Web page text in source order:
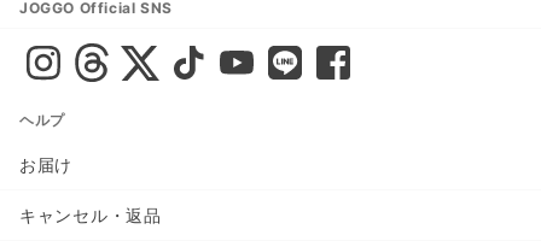
JOGGO Official SNS
ヘルプ
お届け
キャンセル・返品